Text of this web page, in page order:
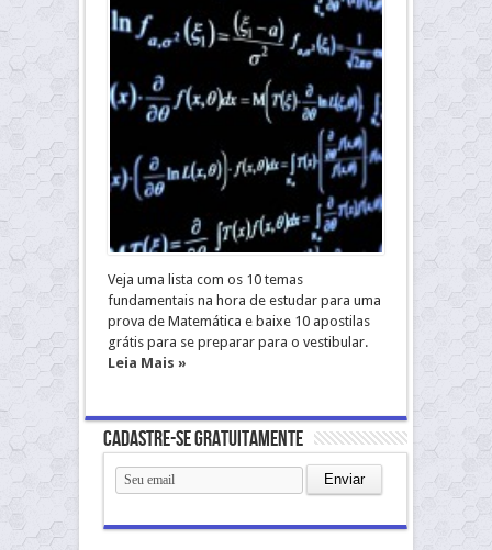
Veja uma lista com os 10 temas
fundamentais na hora de estudar para uma
prova de Matemática e baixe 10 apostilas
grátis para se preparar para o vestibular.
Leia Mais »
Cadastre-se gratuitamente